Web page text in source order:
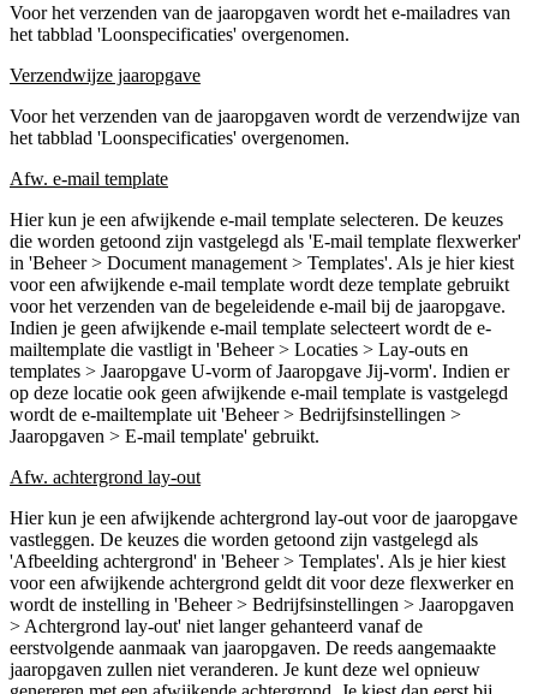
Voor het verzenden van de jaaropgaven wordt het e-mailadres van
het tabblad 'Loonspecificaties' overgenomen.
Verzendwijze jaaropgave
Voor het verzenden van de jaaropgaven wordt de verzendwijze van
het tabblad 'Loonspecificaties' overgenomen.
Afw. e-mail template
Hier kun je een afwijkende e-mail template selecteren. De keuzes
die worden getoond zijn vastgelegd als 'E-mail template flexwerker'
in 'Beheer > Document management > Templates'. Als je hier kiest
voor een afwijkende e-mail template wordt deze template gebruikt
voor het verzenden van de begeleidende e-mail bij de jaaropgave.
Indien je geen afwijkende e-mail template selecteert wordt de e-
mailtemplate die vastligt in 'Beheer > Locaties > Lay-outs en
templates > Jaaropgave U-vorm of Jaaropgave Jij-vorm'. Indien er
op deze locatie ook geen afwijkende e-mail template is vastgelegd
wordt de e-mailtemplate uit 'Beheer > Bedrijfsinstellingen >
Jaaropgaven > E-mail template' gebruikt.
Afw. achtergrond lay-out
Hier kun je een afwijkende achtergrond lay-out voor de jaaropgave
vastleggen. De keuzes die worden getoond zijn vastgelegd als
'Afbeelding achtergrond' in 'Beheer > Templates'. Als je hier kiest
voor een afwijkende achtergrond geldt dit voor deze flexwerker en
wordt de instelling in 'Beheer > Bedrijfsinstellingen > Jaaropgaven
> Achtergrond lay-out' niet langer gehanteerd vanaf de
eerstvolgende aanmaak van jaaropgaven. De reeds aangemaakte
jaaropgaven zullen niet veranderen. Je kunt deze wel opnieuw